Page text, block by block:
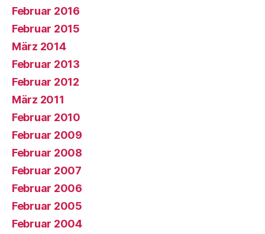
Februar 2016
Februar 2015
März 2014
Februar 2013
Februar 2012
März 2011
Februar 2010
Februar 2009
Februar 2008
Februar 2007
Februar 2006
Februar 2005
Februar 2004